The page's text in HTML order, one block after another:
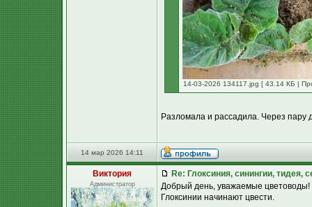
14-03-2026 134117.jpg [ 43.14 КБ |
Разломала и рассадила. Через пару
14 мар 2026 14:11
Виктория
Администратор
Re: Глоксиния, синингии, тидея,
Добрый день, уважаемые цветоводы!
Глоксинии начинают цвести.